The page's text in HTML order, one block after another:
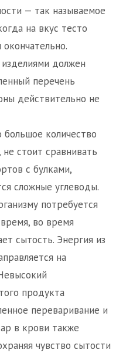
— так называемое
на вкус тесто
должен
перечень
действительно не
количество
стоит сравнивать
с булками,
сложные углеводы.
потребуется
во время
сытость. Энергия из
на
продукта
переваривание и
в крови также
чувство сытости